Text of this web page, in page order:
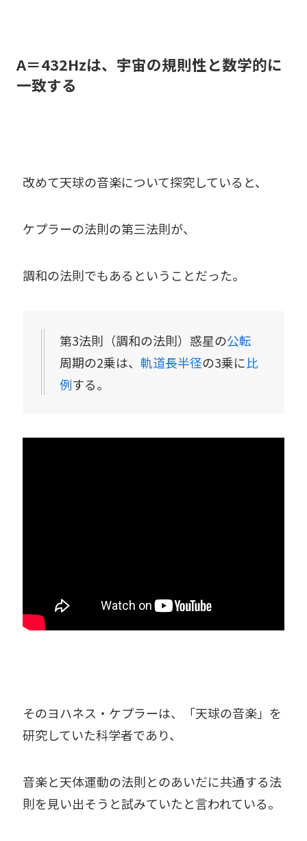
A＝432Hzは、宇宙の規則性と数学的に
一致する
改めて天球の音楽について探究していると、
ケプラーの法則の第三法則が、
調和の法則でもあるということだった。
第3法則（調和の法則）惑星の公転
周期の2乗は、 軌道長半径の3乗に比
例する。
そのヨハネス・ケプラーは、「天球の音楽」を
研究していた科学者であり、
音楽と天体運動の法則とのあいだに共通する法
則を見い出そうと試みていたと言われている。